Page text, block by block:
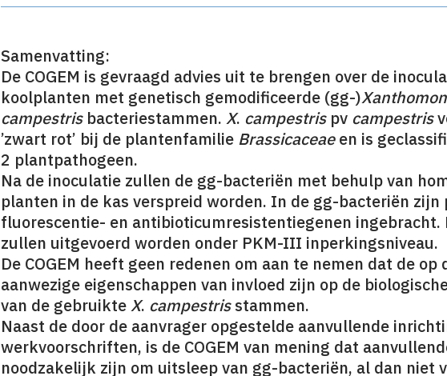
Samenvatting:
De COGEM is gevraagd advies uit te brengen over de
koolplanten met genetisch gemodificeerde (gg-)
campestrisbacteriestammen. X. campestris pv campestris
’zwart rot’ bij de plantenfamilie Brassicaceaeen is
2 plantpathogeen.
Na de inoculatie zullen de gg-bacteriën met behulp van
planten in de kas verspreid worden. In de gg-bacteriën zijn
fluorescentie- en antibioticumresistentiegenen ingebracht.
zullen uitgevoerd worden onder PKM-III inperkingsniveau.
De COGEM heeft geen redenen om aan te nemen dat de op
aanwezige eigenschappen van invloed zijn op de
van de gebruikteX. campestrisstammen.
Naast de door de aanvrager opgestelde aanvullende
werkvoorschriften, is de COGEM van mening dat
noodzakelijk zijn om uitsleep van gg-bacteriën, al dan niet